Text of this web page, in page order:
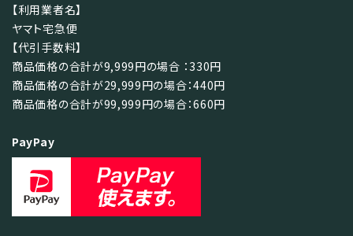
【利用業者名】
ヤマト宅急便
【代引手数料】
商品価格の合計が9,999円の場合 ：330円
商品価格の合計が29,999円の場合：440円
商品価格の合計が99,999円の場合：660円
PayPay